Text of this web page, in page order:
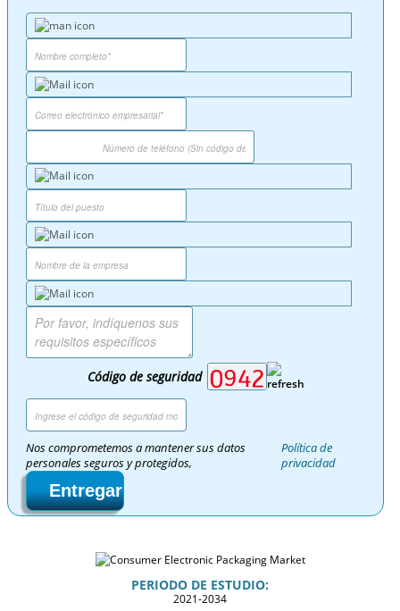
Código de seguridad
Nos comprometemos a mantener sus datos
personales seguros y protegidos,
Política de
privacidad
Entregar
PERIODO DE ESTUDIO:
2021-2034